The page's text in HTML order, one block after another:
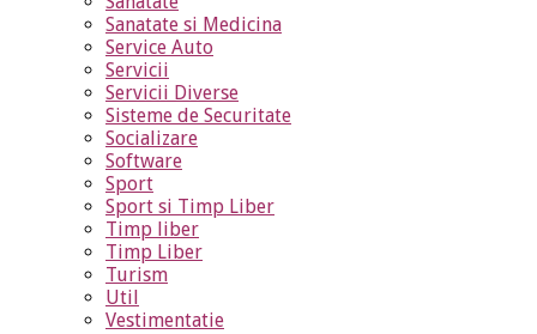
Sanatate si Medicina
Service Auto
Servicii
Servicii Diverse
Sisteme de Securitate
Socializare
Software
Sport
Sport si Timp Liber
Timp liber
Timp Liber
Turism
Util
Vestimentatie